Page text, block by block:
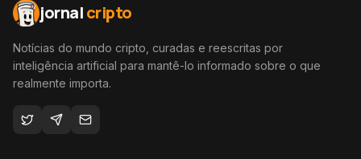
jornalcripto
Notícias do mundo cripto, curadas e reescritas por
inteligência artificial para mantê-lo informado sobre o que
realmente importa.